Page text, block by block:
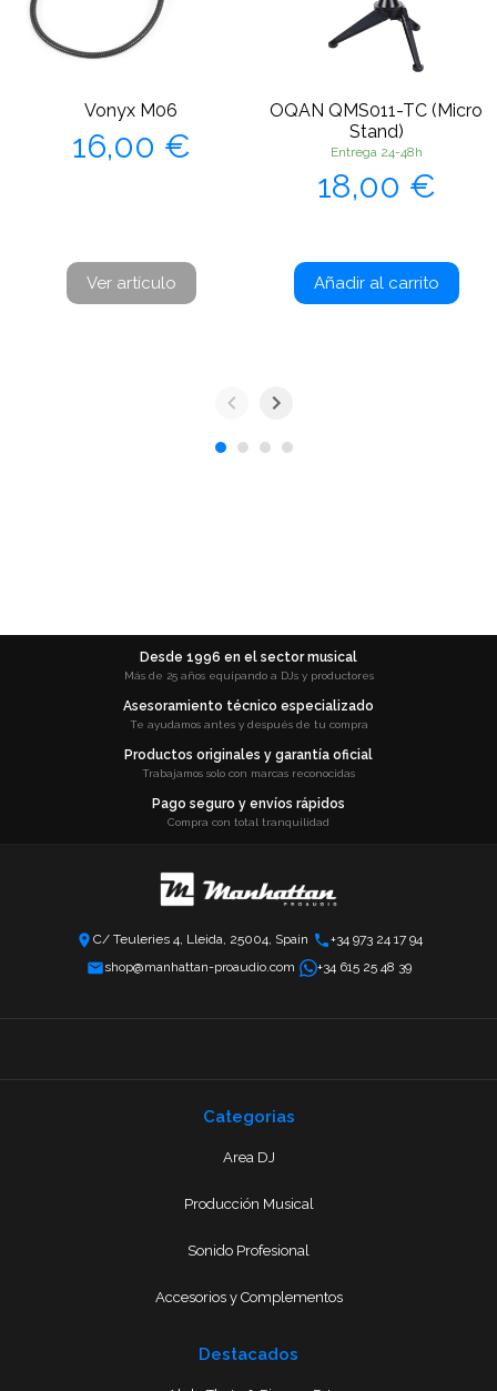
Vonyx M06
Precio
16,00 €
Ver artículo
OQAN QMS011-TC (Micro
Stand)
Entrega 24-48h
Precio
18,00 €
Añadir al carrito
Desde 1996 en el sector musical
Más de 25 años equipando a DJs y productores
Asesoramiento técnico especializado
Te ayudamos antes y después de tu compra
Productos originales y garantía oficial
Trabajamos solo con marcas reconocidas
Pago seguro y envíos rápidos
Compra con total tranquilidad
C/ Teuleries 4, Lleida, 25004, Spain
+34 973 24 17 94
shop@manhattan-proaudio.com
+34 615 25 48 39
Categorias
Area DJ
Producción Musical
Sonido Profesional
Accesorios y Complementos
Destacados